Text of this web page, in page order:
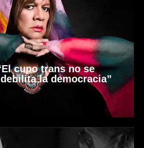
cupo trans no se
la democracia”